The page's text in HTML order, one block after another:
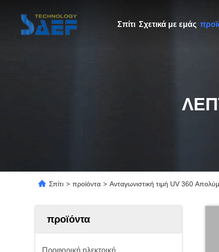
Σπίτι Σχετικά με εμάς
Σπίτι > προϊόντα > Ανταγωνιστική τιμή UV 360
προϊόντα
Προφορική ηλεκτρική